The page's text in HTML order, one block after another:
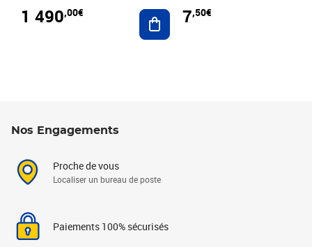
1 490,00€ Ajouter au panier
7,50€
Nos Engagements
Proche de vous
Localiser un bureau de poste
Paiements 100% sécurisés